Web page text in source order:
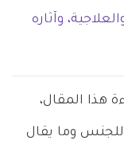
وآثاره
هذا المقال،
وما يقال